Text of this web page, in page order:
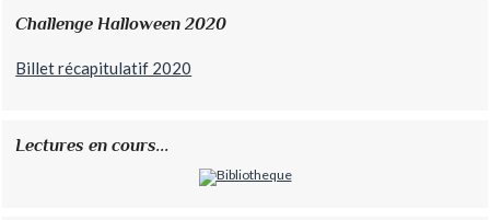
Challenge Halloween 2020
Billet récapitulatif 2020
Lectures en cours...